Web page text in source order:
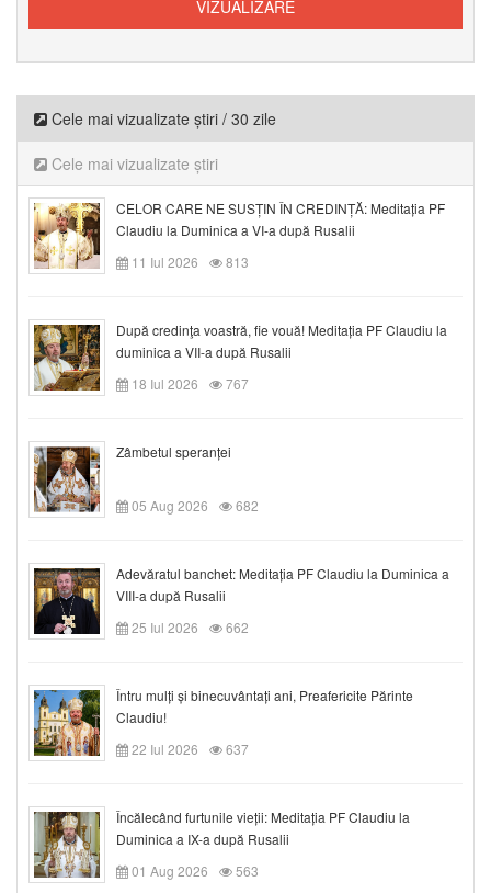
Cele mai vizualizate știri / 30 zile
Cele mai vizualizate știri
CELOR CARE NE SUSȚIN ÎN CREDINȚĂ: Meditația PF
Claudiu la Duminica a VI-a după Rusalii
11 Iul 2026
813
După credinţa voastră, fie vouă! Meditația PF Claudiu la
duminica a VII-a după Rusalii
18 Iul 2026
767
Zâmbetul speranței
05 Aug 2026 682
Adevăratul banchet: Meditația PF Claudiu la Duminica a
VIII-a după Rusalii
25 Iul 2026
662
Întru mulți și binecuvântați ani, Preafericite Părinte
Claudiu!
22 Iul 2026
637
Încălecând furtunile vieții: Meditația PF Claudiu la
Duminica a IX-a după Rusalii
01 Aug 2026
563